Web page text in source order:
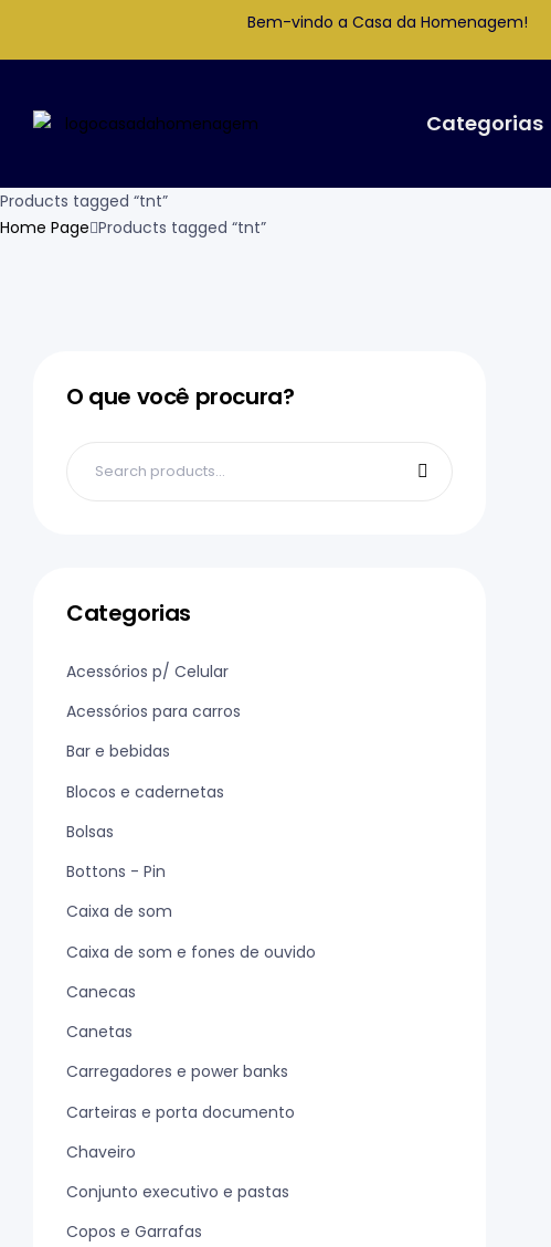
Bem-vindo a Casa da Homenagem!
Categorias
Products tagged “tnt”
Home Page Products tagged “tnt”
O que você procura?
Categorias
Acessórios p/ Celular
Acessórios para carros
Bar e bebidas
Blocos e cadernetas
Bolsas
Bottons - Pin
Caixa de som
Caixa de som e fones de ouvido
Canecas
Canetas
Carregadores e power banks
Carteiras e porta documento
Chaveiro
Conjunto executivo e pastas
Copos e Garrafas